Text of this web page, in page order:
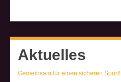
Aktuelles
Gemeinsam für einen sicheren Sport!